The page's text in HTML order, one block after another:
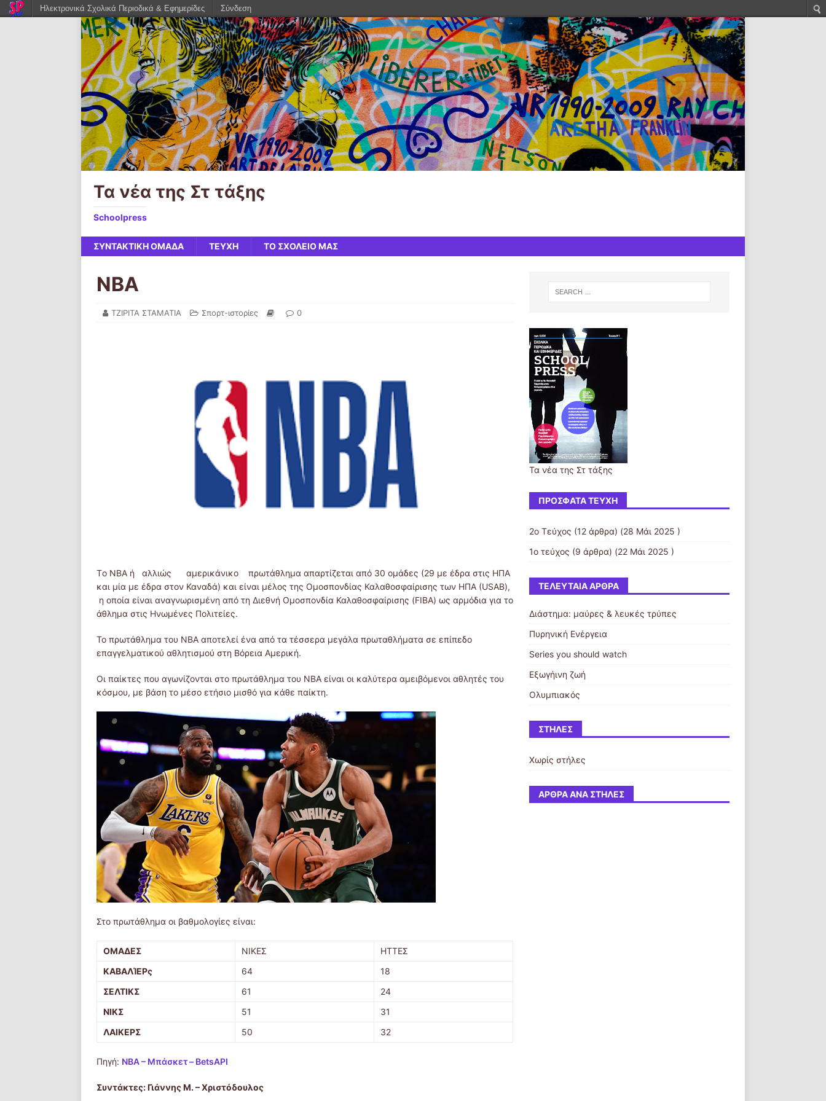
Τα νέα της Στ τάξης
Schoolpress
ΣΥΝΤΑΚΤΙΚΗ ΟΜΑΔΑ ΤΕΥΧΗ ΤΟ ΣΧΟΛΕΙΟ ΜΑΣ
NBA
ΤΖΙΡΙΤΑ ΣΤΑΜΑΤΙΑ Σπορτ-ιστορίες 0
Tο NBA ή αλλιώς αμερικάνικο πρωτάθλημα απαρτίζεται από 30 ομάδες (29 με έδρα στις ΗΠΑ
και μία με έδρα στον Καναδά) και είναι μέλος της Ομοσπονδίας Καλαθοσφαίρισης των ΗΠΑ (USAB),
η οποία είναι αναγνωρισμένη από τη Διεθνή Ομοσπονδία Καλαθοσφαίρισης (FIBA) ως αρμόδια για το
άθλημα στις Ηνωμένες Πολιτείες.
Το πρωτάθλημα του NBA αποτελεί ένα από τα τέσσερα μεγάλα πρωταθλήματα σε επίπεδο
επαγγελματικού αθλητισμού στη Βόρεια Αμερική.
Οι παίκτες που αγωνίζονται στο πρωτάθλημα του NBA είναι οι καλύτερα αμειβόμενοι αθλητές του
κόσμου, με βάση το μέσο ετήσιο μισθό για κάθε παίκτη.
Στο πρωτάθλημα οι βαθμολογίες είναι:
ΟΜΑΔΕΣ ΝΙΚΕΣ
ΗΤΤΕΣ
ΚΑΒΑΛΊΕΡς
64
18
ΣΕΛΤΙΚΣ
61
24
ΝΙΚΣ
51
31
ΛΑΙΚΕΡΣ
50 32
Πηγή: NBA – Μπάσκετ – BetsAPI
Συντάκτες: Γιάννης Μ. – Χριστόδουλος
Τα νέα της Στ τάξης
ΠΡΌΣΦΑΤΑ ΤΕΎΧΗ
2ο Τεύχος (12 άρθρα) (28 Μάι 2025 )
1ο τεύχος (9 άρθρα) (22 Μάι 2025 )
ΤΕΛΕΥΤΑΊΑ ΆΡΘΡΑ
Διάστημα: μαύρες & λευκές τρύπες
Πυρηνική Ενέργεια
Series you should watch
Εξωγήινη ζωή
Ολυμπιακός
ΣΤΉΛΕΣ
Χωρίς στήλες
ΆΡΘΡΑ ΑΝΆ ΣΤΉΛΕΣ
Ηλεκτρονικά Σχολικά Περιοδικά & Εφημερίδες Σύνδεση